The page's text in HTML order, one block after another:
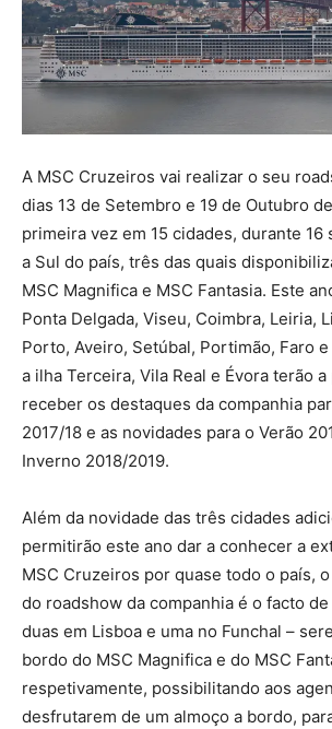
A MSC Cruzeiros vai realizar o seu
dias 13 de Setembro e 19 de Outubro
primeira vez em 15 cidades, durante 16
a Sul do país, três das quais
MSC Magnifica e MSC Fantasia. Este
Ponta Delgada, Viseu, Coimbra, Leiria,
Porto, Aveiro, Setúbal, Portimão, Faro
a ilha Terceira, Vila Real e Évora terão
receber os destaques da companhia
2017/18 e as novidades para o Verão
Inverno 2018/2019.
Além da novidade das três cidades
permitirão este ano dar a conhecer a
MSC Cruzeiros por quase todo o país,
do roadshow da companhia é o facto
duas em Lisboa e uma no Funchal –
bordo do MSC Magnifica e do MSC
respetivamente, possibilitando aos
desfrutarem de um almoço a bordo,